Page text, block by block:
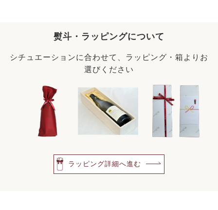
熨斗・ラッピングについて
シチュエーションに合わせて、ラッピング・箱よりお
選びください
ラッピング詳細へ進む